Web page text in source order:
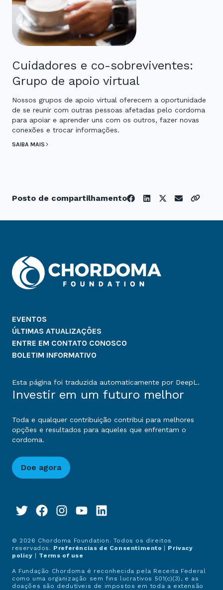
Cuidadores e co-sobreviventes:
Grupo de apoio virtual
Nossos grupos de apoio virtual oferecem a oportunidade
de se reunir com outras pessoas afetadas pelo cordoma
para apoiar e aprender uns com os outros, fazer novas
conexões e trocar informações.
SAIBA MAIS
Posto de compartilhamento
EVENTOS
ÚLTIMAS ATUALIZAÇÕES
ENTRE EM CONTATO CONOSCO
BOLETIM INFORMATIVO
Esta página foi traduzida automaticamente por DeepL.
Investir em um futuro melhor
Toda e qualquer contribuição contribui para melhores
opções e resultados para aqueles que enfrentam o
cordoma.
Doe agora
© 2026 Chordoma Foundation. Todos os direitos
reservados. Preferências de Consentimento | Privacy
policy | Terms of use
A Fundação Chordoma é reconhecida pela Receita Federal
como uma organização sem fins lucrativos 501(c)(3), e as
doações são dedutíveis de impostos em toda a extensão